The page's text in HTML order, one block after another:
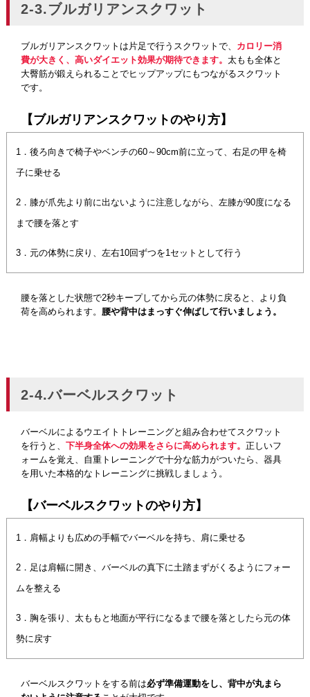
2-3.ブルガリアンスクワット
ブルガリアンスクワットは片足で行うスクワットで、 カロリー消
費が大きく、高いダイエット効果が期待できます。太もも全体と
大臀筋が鍛えられることでヒップアップにもつながるスクワット
です。
【ブルガリアンスクワットのやり方】
1．後ろ向きで椅子やベンチの60～90cm前に立って、右足の甲を椅
子に乗せる
2．膝が爪先より前に出ないように注意しながら、左膝が90度になる
まで腰を落とす
3．元の体勢に戻り、左右10回ずつを1セットとして行う
腰を落とした状態で2秒キープしてから元の体勢に戻ると、より負
荷を高められます。腰や背中はまっすぐ伸ばして行いましょう。
2-4.バーベルスクワット
バーベルによるウエイトトレーニングと組み合わせてスクワット
を行うと、下半身全体への効果をさらに高められます。正しいフ
ォームを覚え、自重トレーニングで十分な筋力がついたら、器具
を用いた本格的なトレーニングに挑戦しましょう。
【バーベルスクワットのやり方】
1．肩幅よりも広めの手幅でバーベルを持ち、肩に乗せる
2．足は肩幅に開き、バーベルの真下に土踏まずがくるようにフォー
ムを整える
3．胸を張り、太ももと地面が平行になるまで腰を落としたら元の体
勢に戻す
バーベルスクワットをする前は必ず準備運動をし、背中が丸まら